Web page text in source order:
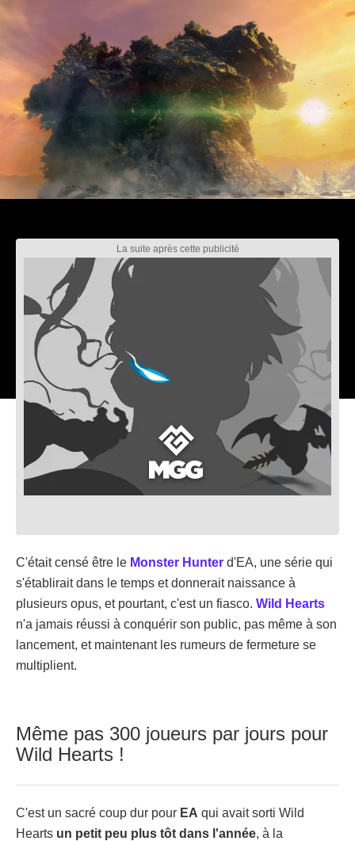
C'était censé être le Monster Hunter d'EA, une série qui
s'établirait dans le temps et donnerait naissance à
plusieurs opus, et pourtant, c'est un fiasco. Wild Hearts
n'a jamais réussi à conquérir son public, pas même à son
lancement, et maintenant les rumeurs de fermeture se
multiplient.
Même pas 300 joueurs par jours pour
Wild Hearts !
C'est un sacré coup dur pour EA qui avait sorti Wild
Hearts un petit peu plus tôt dans l'année, à la